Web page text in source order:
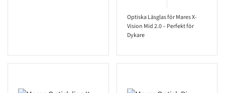
Optiska Läsglas för Mares X-
Vision Mid 2.0 – Perfekt för
Dykare